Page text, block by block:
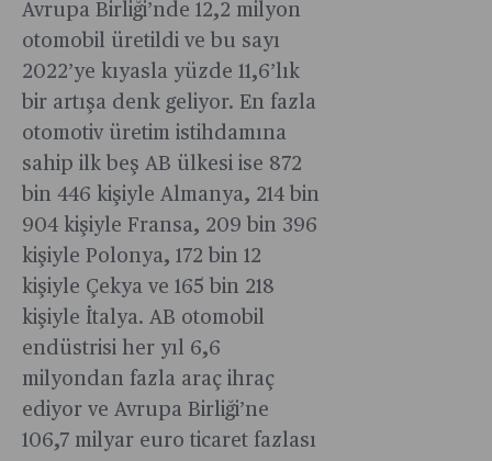
Avrupa Birliği’nde 12,2 milyon
otomobil üretildi ve bu sayı
2022’ye kıyasla yüzde 11,6’lık
bir artışa denk geliyor. En fazla
otomotiv üretim istihdamına
sahip ilk beş AB ülkesi ise 872
bin 446 kişiyle Almanya, 214 bin
904 kişiyle Fransa, 209 bin 396
kişiyle Polonya, 172 bin 12
kişiyle Çekya ve 165 bin 218
kişiyle İtalya. AB otomobil
endüstrisi her yıl 6,6
milyondan fazla araç ihraç
ediyor ve Avrupa Birliği’ne
106,7 milyar euro ticaret fazlası